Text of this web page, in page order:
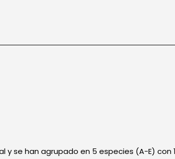
se han agrupado en 5 especies (A-E) con